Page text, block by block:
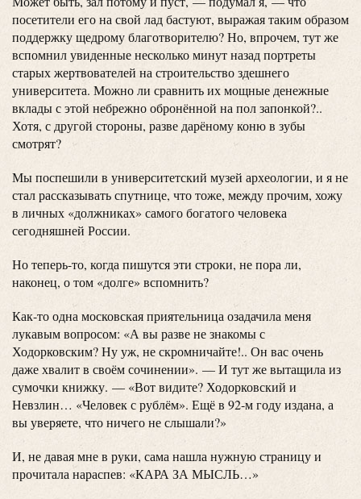
посетители его на свой лад бастуют, выражая таким образом
поддержку щедрому благотворителю? Но, впрочем, тут же
вспомнил увиденные несколько минут назад портреты
старых жертвователей на строительство здешнего
университета. Можно ли сравнить их мощные денежные
вклады с этой небрежно обронённой на пол запонкой?..
Хотя, с другой стороны, разве дарёному коню в зубы
смотрят?
Мы поспешили в университетский музей археологии, и я не
стал рассказывать спутнице, что тоже, между прочим, хожу
в личных «должниках» самого богатого человека
сегодняшней России.
Но теперь-то, когда пишутся эти строки, не пора ли,
наконец, о том «долге» вспомнить?
Как-то одна московская приятельница озадачила меня
лукавым вопросом: «А вы разве не знакомы с
Ходорковским? Ну уж, не скромничайте!.. Он вас очень
даже хвалит в своём сочинении». — И тут же вытащила из
сумочки книжку. — «Вот видите? Ходорковский и
Невзлин… «Человек с рублём». Ещё в 92-м году издана, а
вы уверяете, что ничего не слышали?»
И, не давая мне в руки, сама нашла нужную страницу и
прочитала нараспев: «КАРА ЗА МЫСЛЬ…»